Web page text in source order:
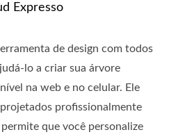
Expresso
de design com todos
lo a criar sua árvore
na web e no celular. Ele
profissionalmente
que você personalize